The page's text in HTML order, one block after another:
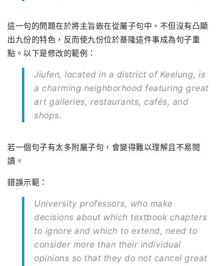
這一句的問題在於將主旨嵌在從屬子句中，不但沒有凸顯
出九份的特色，反而使九份位於基隆這件事成為句子重
點。以下是修改的範例：
Jiufen, located in a district of Keelung, is
a charming neighborhood featuring great
art galleries, restaurants, cafés, and
shops.
若一個句子有太多附屬子句，會變得難以理解且不易閱
讀。
錯誤示範：
University professors, who make
decisions about which textbook chapters
to ignore and which to extend, need to
consider more than their individual
opinions so that they do not cancel great